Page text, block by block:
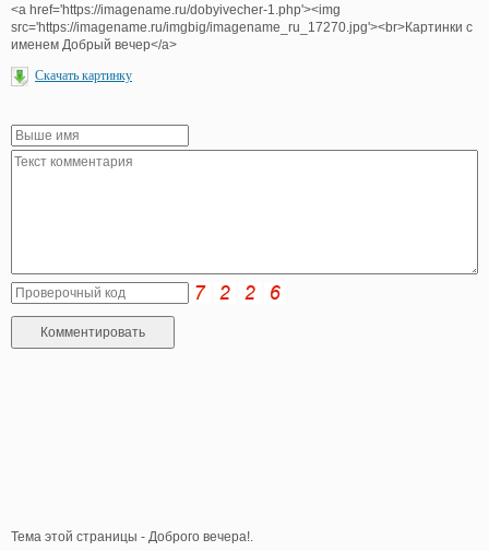
<a href='https://imagename.ru/dobyivecher-1.php'><img
src='https://imagename.ru/imgbig/imagename_ru_17270.jpg'><br>Картинки с
именем Добрый вечер</a>
Скачать картинку
Тема этой страницы - Доброго вечера!.